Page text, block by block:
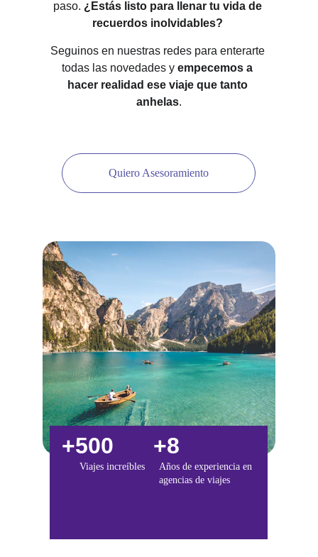
paso. ¿Estás listo para llenar tu vida de
recuerdos inolvidables?
Seguinos en nuestras redes para enterarte
todas las novedades y empecemos a
hacer realidad ese viaje que tanto
anhelas.
+500 +8
Años de experiencia en
agencias de viajes
Viajes increíbles
Quiero Asesoramiento